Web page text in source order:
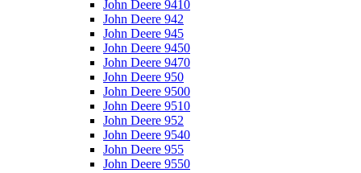
John Deere 9410
John Deere 942
John Deere 945
John Deere 9450
John Deere 9470
John Deere 950
John Deere 9500
John Deere 9510
John Deere 952
John Deere 9540
John Deere 955
John Deere 9550